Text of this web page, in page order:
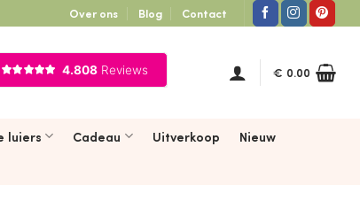
Over ons Blog Contact
€ 0.00
luiers Cadeau Uitverkoop
Nieuw